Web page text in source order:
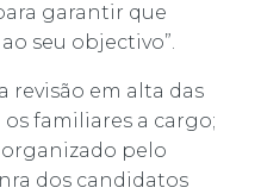
garantir que
seu objectivo”.
revisão em alta das
familiares a cargo;
pelo
dos candidatos